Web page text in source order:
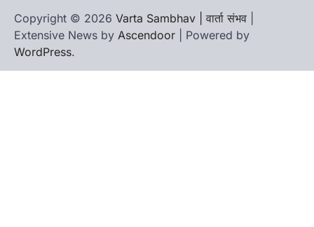
Copyright © 2026 Varta Sambhav | वार्ता संभव
Extensive News by Ascendoor | Powered by
WordPress.